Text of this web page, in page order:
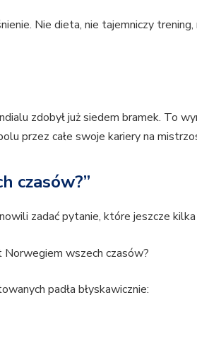
Nie dieta, nie tajemniczy
zdobył już siedem bramek. To
przez całe swoje kariery na
czasów?”
zadać pytanie, które jeszcze
Norwegiem wszech czasów?
padła błyskawicznie: